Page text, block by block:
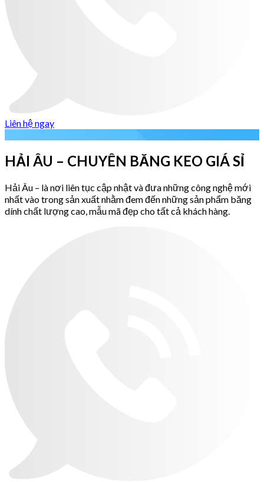
Liên hệ ngay
HẢI ÂU – CHUYÊN BĂNG KEO GIÁ SỈ
Hải Âu – là nơi liên tục cập nhật và đưa những công nghệ mới
nhất vào trong sản xuất nhằm đem đến những sản phẩm băng
dính chất lượng cao, mẫu mã đẹp cho tất cả khách hàng.